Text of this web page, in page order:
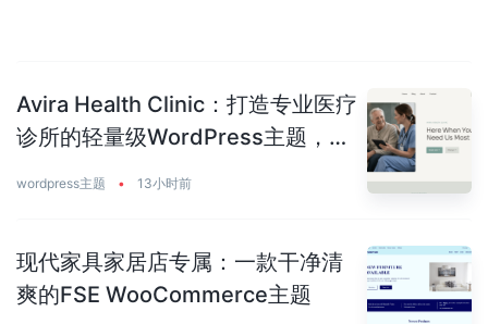
Avira Health Clinic：打造专业医疗
诊所的轻量级WordPress主题，让
wordpress主题 • 13小时前
现代家具家居店专属：一款干净清
爽的FSE WooCommerce主题